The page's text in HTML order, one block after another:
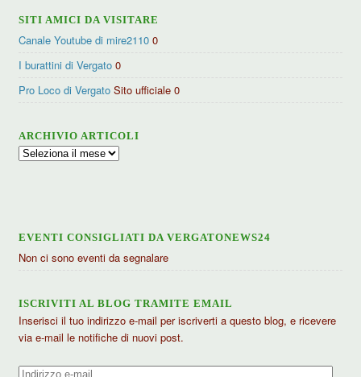
SITI AMICI DA VISITARE
Canale Youtube di mire2110 0
I burattini di Vergato 0
Pro Loco di Vergato Sito ufficiale 0
ARCHIVIO ARTICOLI
Archivio
EVENTI CONSIGLIATI DA VERGATONEWS24
Non ci sono eventi da segnalare
ISCRIVITI AL BLOG TRAMITE EMAIL
Inserisci il tuo indirizzo e-mail per iscriverti a questo blog, e ricevere
via e-mail le notifiche di nuovi post.
Indirizzo